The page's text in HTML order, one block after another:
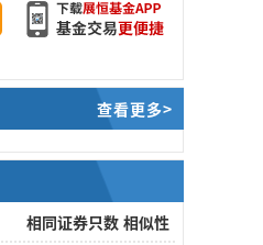
查看更多>
相同证券只数 相似性